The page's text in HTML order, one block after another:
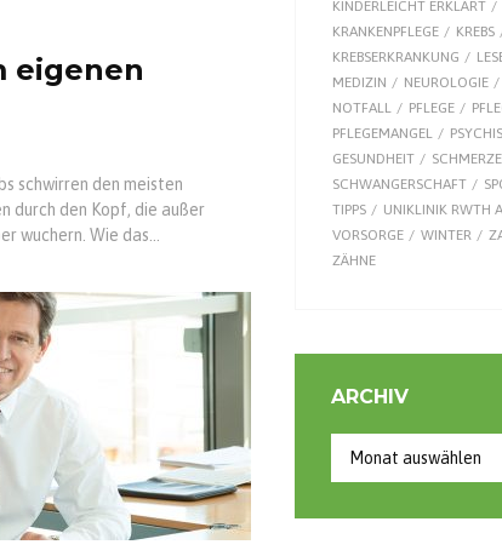
eigenen
schwirren den meisten
durch den Kopf, die außer
wuchern. Wie das...
KINDERLEICHT ERKLÄRT
KRANKENPFLEGE
KREBS
KREBSERKRANKUNG
MEDIZIN
NEUROLOGIE
NOTFALL
PFLEGE
PFLEGEMANGEL
GESUNDHEIT
SCHWANGERSCHAFT
TIPPS
UNIKLINIK RWTH
VORSORGE
WINTER
ZÄHNE
ARCHIV